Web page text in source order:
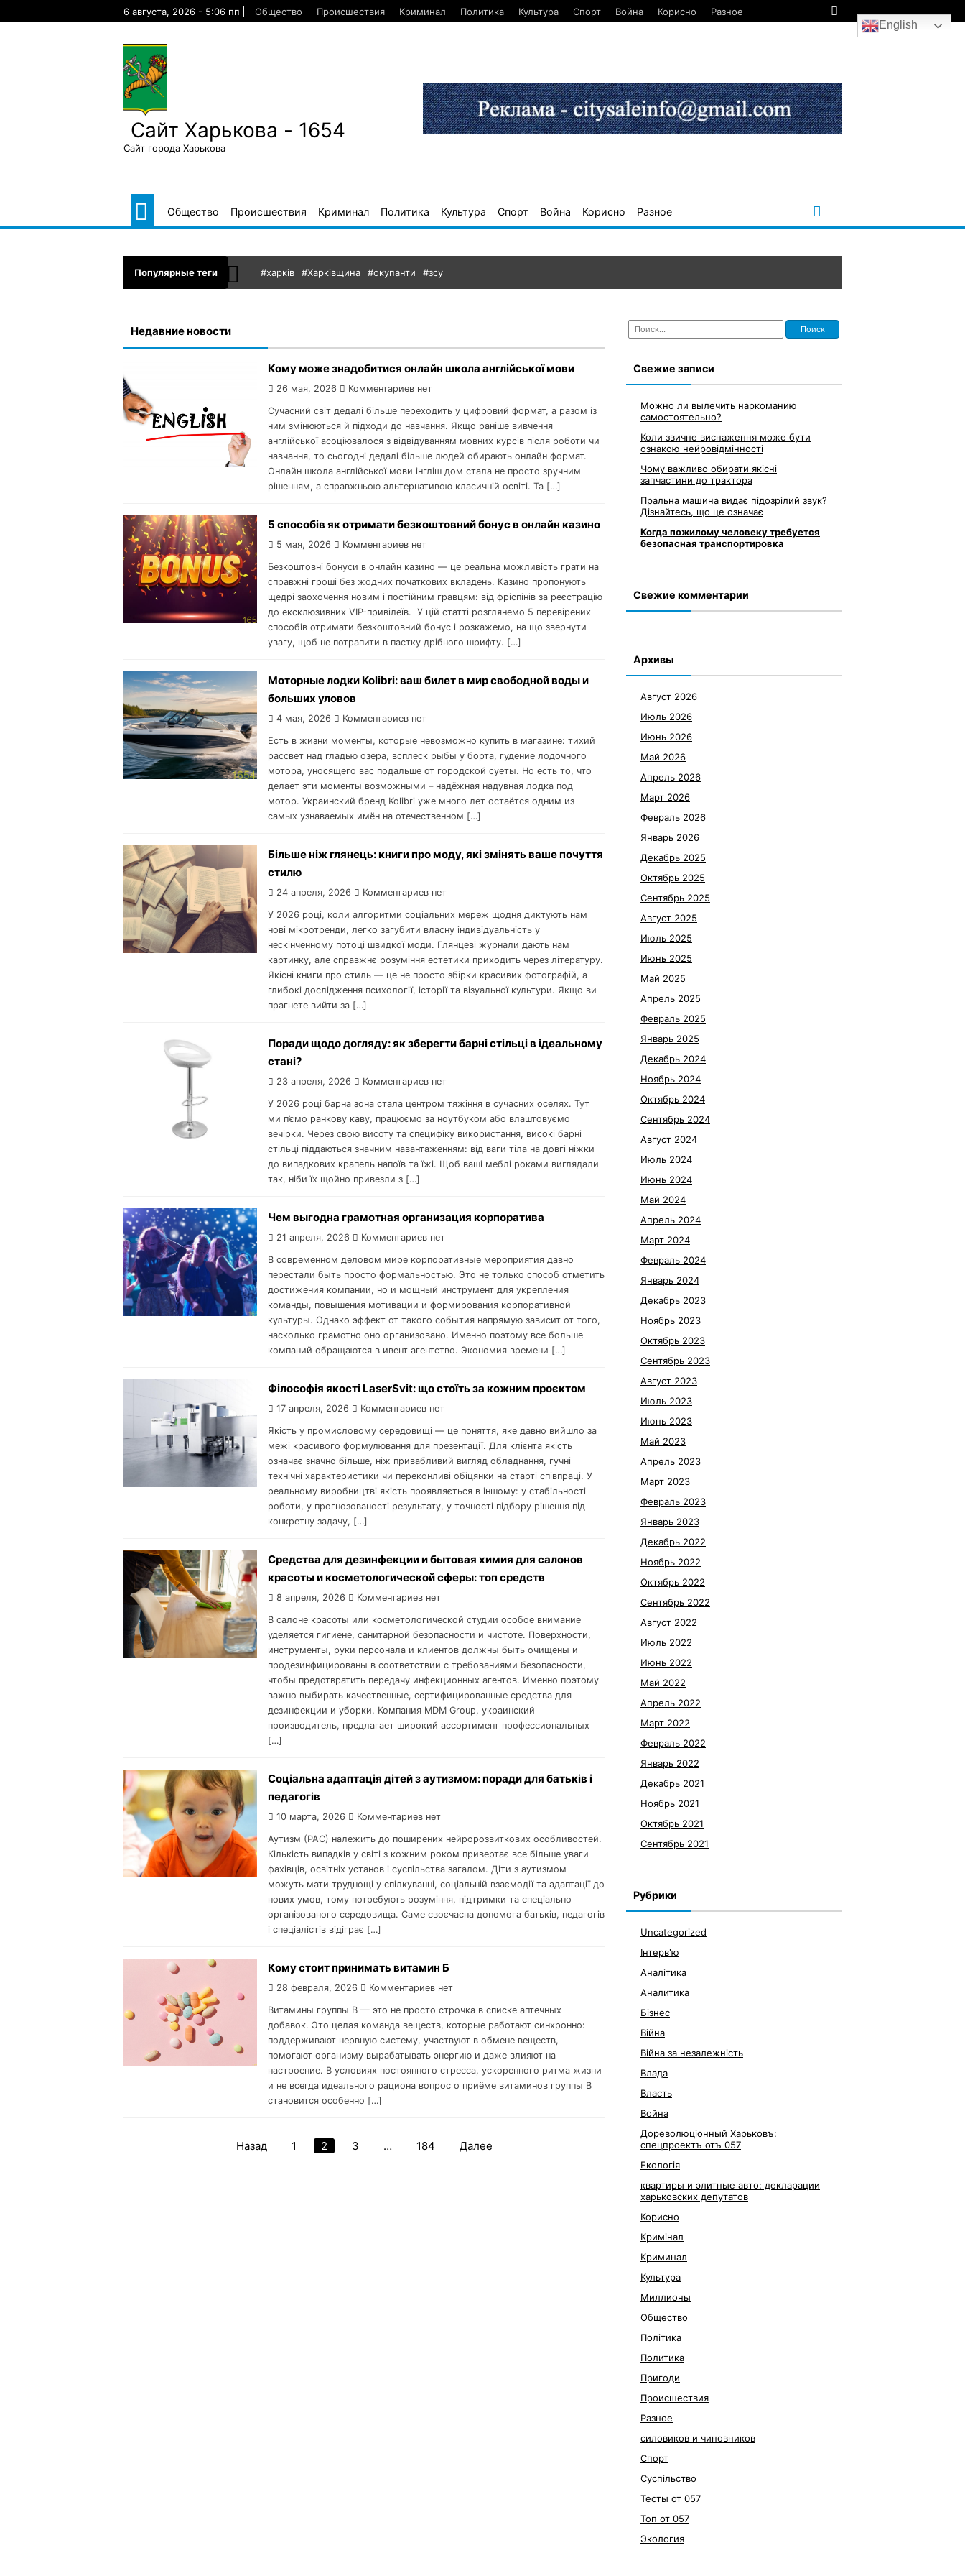
6 августа, 2026 - 5:06 пп Общество Происшествия Криминал Политика Культура Спорт Война Корисно Разное
Сайт Харькова - 1654
Сайт города Харькова
Общество Происшествия Криминал Политика Культура Спорт Война Корисно Разное
Популярные теги #харків #Харківщина #окупанти #зсу
Недавние новости
Кому може знадобитися онлайн школа англійської мови
26 мая, 2026 Комментариев нет
Сучасний світ дедалі більше переходить у цифровий формат, а разом із
ним змінюються й підходи до навчання. Якщо раніше вивчення
англійської асоціювалося з відвідуванням мовних курсів після роботи чи
навчання, то сьогодні дедалі більше людей обирають онлайн формат.
Онлайн школа англійської мови інгліш дом стала не просто зручним
рішенням, а справжньою альтернативою класичній освіті. Та […]
5 способів як отримати безкоштовний бонус в онлайн казино
5 мая, 2026 Комментариев нет
Безкоштовні бонуси в онлайн казино — це реальна можливість грати на
справжні гроші без жодних початкових вкладень. Казино пропонують
щедрі заохочення новим і постійним гравцям: від фріспінів за реєстрацію
до ексклюзивних VIP-привілеїв. У цій статті розглянемо 5 перевірених
способів отримати безкоштовний бонус і розкажемо, на що звернути
увагу, щоб не потрапити в пастку дрібного шрифту. […]
Моторные лодки Kolibri: ваш билет в мир свободной воды и
больших уловов
4 мая, 2026 Комментариев нет
Есть в жизни моменты, которые невозможно купить в магазине: тихий
рассвет над гладью озера, всплеск рыбы у борта, гудение лодочного
мотора, уносящего вас подальше от городской суеты. Но есть то, что
делает эти моменты возможными – надёжная надувная лодка под
мотор. Украинский бренд Kolibri уже много лет остаётся одним из
самых узнаваемых имён на отечественном […]
Більше ніж глянець: книги про моду, які змінять ваше почуття
стилю
24 апреля, 2026 Комментариев нет
У 2026 році, коли алгоритми соціальних мереж щодня диктують нам
нові мікротренди, легко загубити власну індивідуальність у
нескінченному потоці швидкої моди. Глянцеві журнали дають нам
картинку, але справжнє розуміння естетики приходить через літературу.
Якісні книги про стиль — це не просто збірки красивих фотографій, а
глибокі дослідження психології, історії та візуальної культури. Якщо ви
прагнете вийти за […]
Поради щодо догляду: як зберегти барні стільці в ідеальному
стані?
23 апреля, 2026 Комментариев нет
У 2026 році барна зона стала центром тяжіння в сучасних оселях. Тут
ми п’ємо ранкову каву, працюємо за ноутбуком або влаштовуємо
вечірки. Через свою висоту та специфіку використання, високі барні
стільці піддаються значним навантаженням: від ваги тіла на довгі ніжки
до випадкових крапель напоїв та їжі. Щоб ваші меблі роками виглядали
так, ніби їх щойно привезли з […]
Чем выгодна грамотная организация корпоратива
21 апреля, 2026 Комментариев нет
В современном деловом мире корпоративные мероприятия давно
перестали быть просто формальностью. Это не только способ отметить
достижения компании, но и мощный инструмент для укрепления
команды, повышения мотивации и формирования корпоративной
культуры. Однако эффект от такого события напрямую зависит от того,
насколько грамотно оно организовано. Именно поэтому все больше
компаний обращаются в ивент агентство. Экономия времени […]
Філософія якості LaserSvit: що стоїть за кожним проєктом
17 апреля, 2026 Комментариев нет
Якість у промисловому середовищі — це поняття, яке давно вийшло за
межі красивого формулювання для презентації. Для клієнта якість
означає значно більше, ніж привабливий вигляд обладнання, гучні
технічні характеристики чи переконливі обіцянки на старті співпраці. У
реальному виробництві якість проявляється в іншому: у стабільності
роботи, у прогнозованості результату, у точності підбору рішення під
конкретну задачу, […]
Средства для дезинфекции и бытовая химия для салонов
красоты и косметологической сферы: топ средств
8 апреля, 2026 Комментариев нет
В салоне красоты или косметологической студии особое внимание
уделяется гигиене, санитарной безопасности и чистоте. Поверхности,
инструменты, руки персонала и клиентов должны быть очищены и
продезинфицированы в соответствии с требованиями безопасности,
чтобы предотвратить передачу инфекционных агентов. Именно поэтому
важно выбирать качественные, сертифицированные средства для
дезинфекции и уборки. Компания MDM Group, украинский
производитель, предлагает широкий ассортимент профессиональных
[…]
Соціальна адаптація дітей з аутизмом: поради для батьків і
педагогів
10 марта, 2026 Комментариев нет
Аутизм (РАС) належить до поширених нейророзвиткових особливостей.
Кількість випадків у світі з кожним роком привертає все більше уваги
фахівців, освітніх установ і суспільства загалом. Діти з аутизмом
можуть мати труднощі у спілкуванні, соціальній взаємодії та адаптації до
нових умов, тому потребують розуміння, підтримки та спеціально
організованого середовища. Саме своєчасна допомога батьків, педагогів
і спеціалістів відіграє […]
Кому стоит принимать витамин Б
28 февраля, 2026 Комментариев нет
Витамины группы B — это не просто строчка в списке аптечных
добавок. Это целая команда веществ, которые работают синхронно:
поддерживают нервную систему, участвуют в обмене веществ,
помогают организму вырабатывать энергию и даже влияют на
настроение. В условиях постоянного стресса, ускоренного ритма жизни
и не всегда идеального рациона вопрос о приёме витаминов группы B
становится особенно […]
Навигация
Назад 1 2 3 … 184 Далее
Найти:
Свежие записи
Можно ли вылечить наркоманию
самостоятельно?
Коли звичне виснаження може бути
ознакою нейровідмінності
Чому важливо обирати якісні
запчастини до трактора
Пральна машина видає підозрілий звук?
Дізнайтесь, що це означає
Когда пожилому человеку требуется
безопасная транспортировка
Свежие комментарии
Архивы
Август 2026
Июль 2026
Июнь 2026
Май 2026
Апрель 2026
Март 2026
Февраль 2026
Январь 2026
Декабрь 2025
Октябрь 2025
Сентябрь 2025
Август 2025
Июль 2025
Июнь 2025
Май 2025
Апрель 2025
Февраль 2025
Январь 2025
Декабрь 2024
Ноябрь 2024
Октябрь 2024
Сентябрь 2024
Август 2024
Июль 2024
Июнь 2024
Май 2024
Апрель 2024
Март 2024
Февраль 2024
Январь 2024
Декабрь 2023
Ноябрь 2023
Октябрь 2023
Сентябрь 2023
Август 2023
Июль 2023
Июнь 2023
Май 2023
Апрель 2023
Март 2023
Февраль 2023
Январь 2023
Декабрь 2022
Ноябрь 2022
Октябрь 2022
Сентябрь 2022
Август 2022
Июль 2022
Июнь 2022
Май 2022
Апрель 2022
Март 2022
Февраль 2022
Январь 2022
Декабрь 2021
Ноябрь 2021
Октябрь 2021
Сентябрь 2021
Рубрики
Uncategorized
Інтерв'ю
Аналітика
Аналитика
Бізнес
Війна
Війна за незалежність
Влада
Власть
Война
Дореволюціонный Харьковъ:
спецпроектъ отъ 057
Екологія
квартиры и элитные авто: декларации
харьковских депутатов
Корисно
Кримінал
Криминал
Культура
Миллионы
Общество
Політика
Политика
Пригоди
Происшествия
Разное
силовиков и чиновников
Спорт
Суспільство
Тесты от 057
Топ от 057
Экология
English